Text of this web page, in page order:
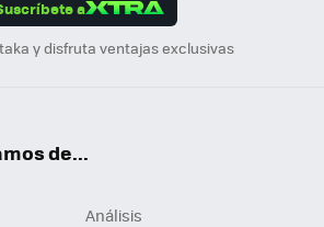
a
y disfruta ventajas exclusivas
de...
Análisis